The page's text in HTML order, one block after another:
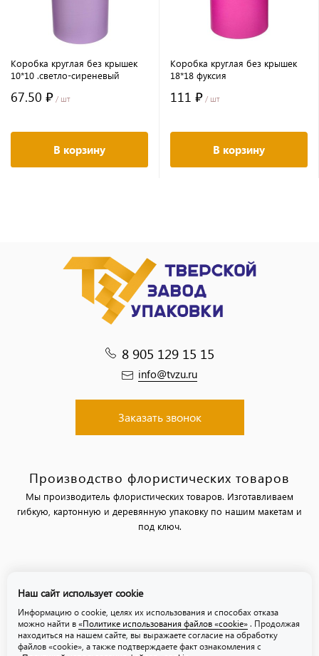
Коробка круглая без крышек
10*10 .светло-сиреневый
67.50 ₽ / шт
В корзину
Коробка круглая без крышек
18*18 фуксия
111 ₽ / шт
В корзину
8 905 129 15 15
info@tvzu.ru
Заказать звонок
Производство флористических товаров
Мы производитель флористических товаров. Изготавливаем
гибкую, картонную и деревянную упаковку по нашим макетам и
под ключ.
Политика использования файлов «cookie»
Наш сайт использует cookie
Информацию о cookie, целях их использования и способах отказа
можно найти в «Политике использования файлов «cookie» . Продолжая
находиться на нашем сайте, вы выражаете согласие на обработку
файлов «cookie», а также подтверждаете факт ознакомления с